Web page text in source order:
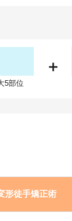
5部位
＋
形徒手矯正術